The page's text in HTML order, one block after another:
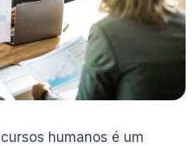
humanos é um